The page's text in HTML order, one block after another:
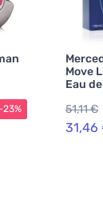
-23%
Move
Eau
51,11 €
31,46